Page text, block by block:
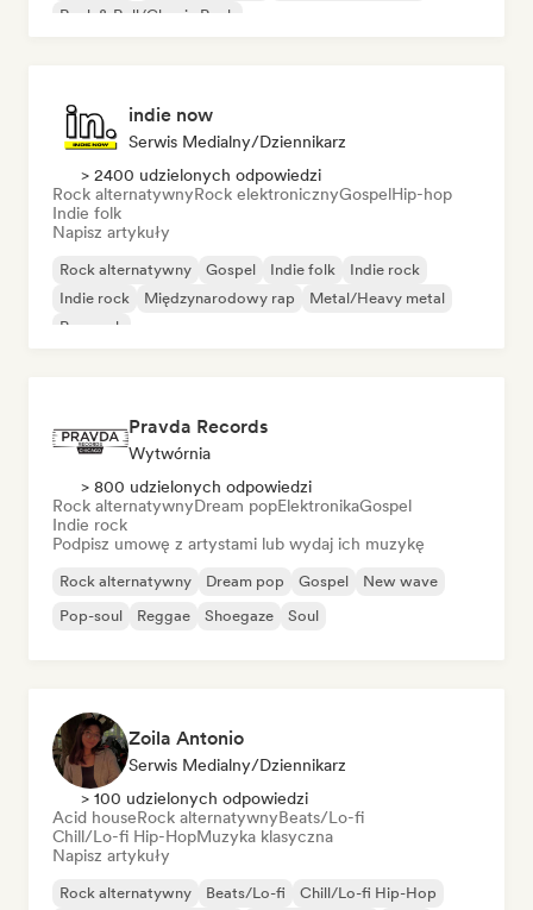
Rock & Roll/Classic Rock
indie now
Serwis Medialny/Dziennikarz
> 2400 udzielonych odpowiedzi
Rock alternatywnyRock elektronicznyGospelHip-hop
Indie folk
Napisz artykuły
Rock alternatywny Gospel Indie folk
Indie rock
Indie rock
Międzynarodowy rap
Metal/Heavy metal
Pop rock
Pravda Records
Wytwórnia
> 800 udzielonych odpowiedzi
Rock alternatywnyDream popElektronikaGospel
Indie rock
Podpisz umowę z artystami lub wydaj ich muzykę
Rock alternatywny Dream pop Gospel
New wave
Pop-soul
Reggae Shoegaze Soul
Zoila Antonio
Serwis Medialny/Dziennikarz
> 100 udzielonych odpowiedzi
Acid houseRock alternatywnyBeats/Lo-fi
Chill/Lo-fi Hip-HopMuzyka klasyczna
Napisz artykuły
Rock alternatywny Beats/Lo-fi
Chill/Lo-fi Hip-Hop